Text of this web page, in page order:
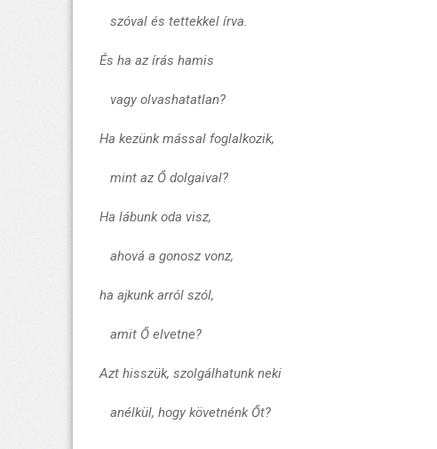
szóval és tettekkel írva.
És ha az írás hamis
vagy olvashatatlan?
Ha kezünk mással foglalkozik,
mint az Ő dolgaival?
Ha lábunk oda visz,
ahová a gonosz vonz,
ha ajkunk arról szól,
amit Ő elvetne?
Azt hisszük, szolgálhatunk neki
anélkül, hogy követnénk Őt?